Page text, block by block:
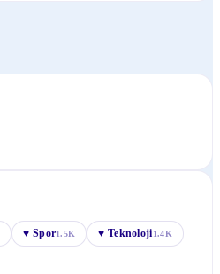
♥ Spor1.5K ♥ Teknoloji1.4K